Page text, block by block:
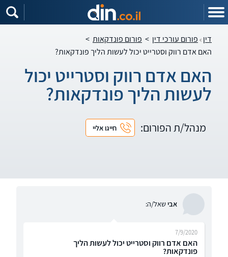
דין פורום עורכי דין > פורום פונדקאות >
האם אדם רווק וסטרייט יכול לעשות הליך פונדקאות?
האם אדם רווק וסטרייט יכול
לעשות הליך פונדקאות?
מנהל/ת הפורום: חייגו אליי
אבישאל/ה:
האם אדם רווק וסטרייט יכול לעשות הליך
פונדקאות?
7/9/2020